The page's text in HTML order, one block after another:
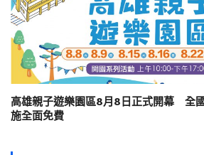
高雄親子遊樂園區8月8日正式開幕 全
施全面免費